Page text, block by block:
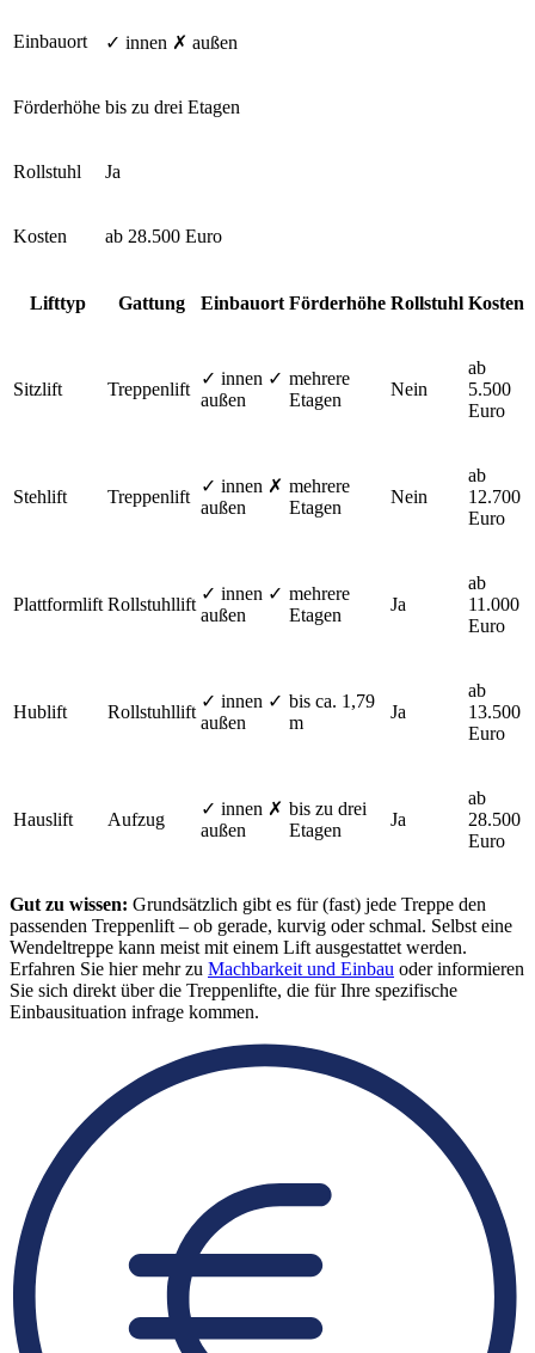
Einbauort ✓ innen ✗ außen
Förderhöhe bis zu drei Etagen
Rollstuhl Ja
Kosten ab 28.500 Euro
Lifttyp Gattung Einbauort Förderhöhe Rollstuhl Kosten
Sitzlift Treppenlift
✓ innen ✓
außen
mehrere
Etagen
Nein
ab
5.500
Euro
Stehlift Treppenlift
✓ innen ✗
außen
mehrere
Etagen
Nein
ab
12.700
Euro
Plattformlift Rollstuhllift
✓ innen ✓
außen
mehrere
Etagen
Ja
ab
11.000
Euro
Hublift Rollstuhllift
✓ innen ✓
außen
bis ca. 1,79
m
Ja
ab
13.500
Euro
Hauslift Aufzug
✓ innen ✗
außen
bis zu drei
Etagen
Ja
ab
28.500
Euro
Gut zu wissen: Grundsätzlich gibt es für (fast) jede Treppe den
passenden Treppenlift – ob gerade, kurvig oder schmal. Selbst eine
Wendeltreppe kann meist mit einem Lift ausgestattet werden.
Erfahren Sie hier mehr zu Machbarkeit und Einbau oder informieren
Sie sich direkt über die Treppenlifte, die für Ihre spezifische
Einbausituation infrage kommen.